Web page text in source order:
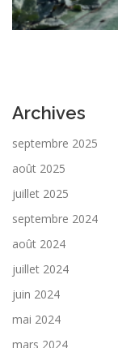
Archives
septembre 2025
août 2025
juillet 2025
septembre 2024
août 2024
juillet 2024
juin 2024
mai 2024
mars 2024